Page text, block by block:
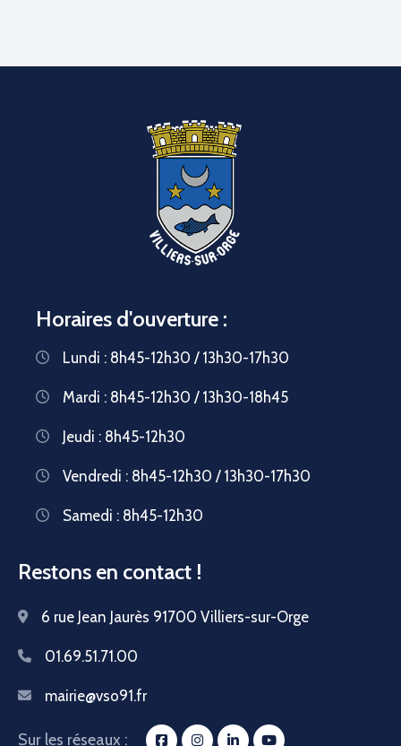
Horaires d'ouverture :
Lundi : 8h45-12h30 / 13h30-17h30
Mardi : 8h45-12h30 / 13h30-18h45
Jeudi : 8h45-12h30
Vendredi : 8h45-12h30 / 13h30-17h30
Samedi : 8h45-12h30
Restons en contact !
6 rue Jean Jaurès 91700 Villiers-sur-Orge
01.69.51.71.00
mairie@vso91.fr
Sur les réseaux :